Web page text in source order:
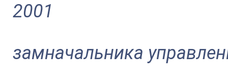
2001
замначальника